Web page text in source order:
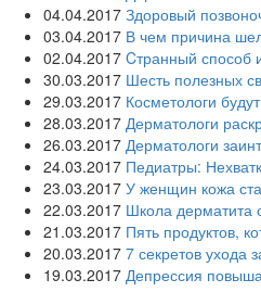
04.04.2017 Здоровый
03.04.2017 В чем причина
02.04.2017 Cтранный способ
30.03.2017 Шесть полезных
29.03.2017 Косметологи
28.03.2017 Дерматологи
26.03.2017 Дерматологи
24.03.2017 Педиатры:
23.03.2017 У женщин кожа
22.03.2017 Школа дерматита
21.03.2017 Пять продуктов,
20.03.2017 7 секретов ухода
19.03.2017 Депрессия